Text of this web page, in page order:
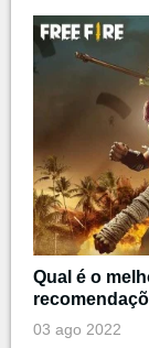
Qual é o
03 ago 2022